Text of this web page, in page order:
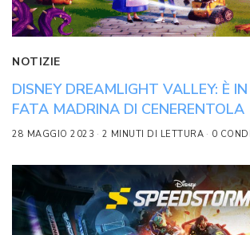
NOTIZIE
DISNEY DREAMLIGHT VALLEY: È
FATA MADRINA DI CENERENTOLA
28 MAGGIO 2023 2 MINUTI DI LETTURA 0